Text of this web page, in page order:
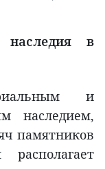
наследия в
и
наследием,
памятников